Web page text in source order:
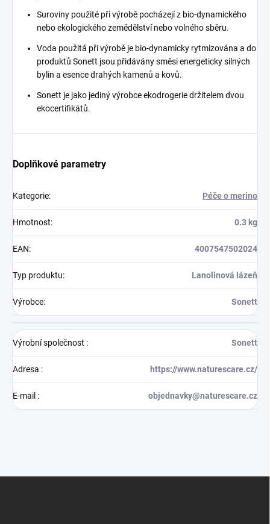
Suroviny použité při výrobě pocházejí z bio-dynamického
nebo ekologického zemědělství nebo volného sběru.
Voda použitá při výrobě je bio-dynamicky rytmizována a do
produktů Sonett jsou přidávány směsi energeticky silných
bylin a esence drahých kamenů a kovů.
Sonett je jako jediný výrobce ekodrogerie držitelem dvou
ekocertifikátů.
Doplňkové parametry
Kategorie: Péče o merino
Hmotnost: 0.3 kg
EAN: 4007547502024
Typ produktu: Lanolinová lázeň
Výrobce: Sonett
Výrobní společnost : Sonett
Adresa : https://www.naturescare.cz/
E-mail : objednavky@naturescare.cz